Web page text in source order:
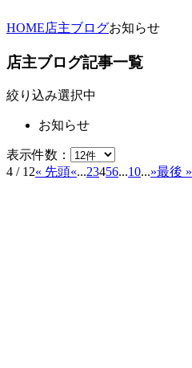
HOME店主ブログお知らせ
店主ブログ記事一覧
絞り込み選択中
お知らせ
表示件数：
4 / 12« 先頭«...23456...10...»最後 »